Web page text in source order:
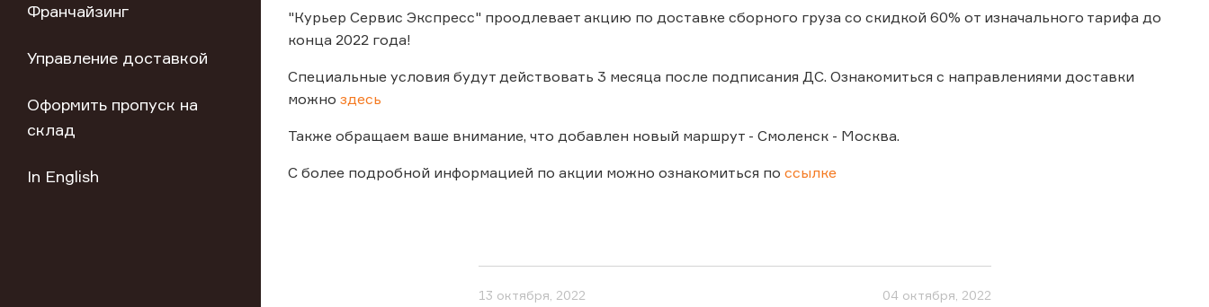
Франчайзинг
Управление доставкой
Оформить пропуск на
склад
In English
"Курьер Сервис Экспресс" проодлевает акцию по доставке сборного груза со скидкой 60% от изначального тарифа до
конца 2022 года!
Специальные условия будут действовать 3 месяца после подписания ДС. Ознакомиться с направлениями доставки
можно здесь
Также обращаем ваше внимание, что добавлен новый маршрут - Смоленск - Москва.
С более подробной информацией по акции можно ознакомиться по ссылке
13 октября, 2022 04 октября, 2022